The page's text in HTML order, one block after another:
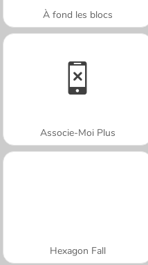
À fond les blocs
Associe-Moi Plus
Hexagon Fall